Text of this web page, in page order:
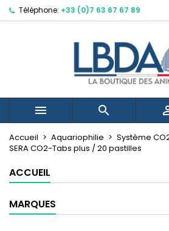
Téléphone: +33 (0)7 63 67 67 89
 
Accueil Aquariophilie Système
SERA CO2-Tabs plus / 20 pastilles
ACCUEIL
MARQUES
Mes listes d'envies
Créer une nouvelle liste
Créer une liste
Nom de la liste d'envies
Annuler
Connexion
Vous devez être connecté pour
à votre liste d'envies.
Annuler